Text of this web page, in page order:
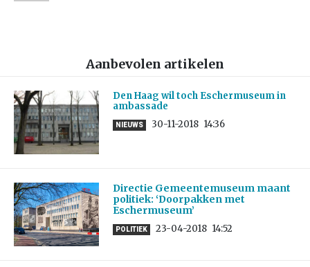
Aanbevolen artikelen
Den Haag wil toch Eschermuseum in
ambassade
NIEUWS 30-11-2018 14:36
Directie Gemeentemuseum maant
politiek: ‘Doorpakken met
Eschermuseum’
POLITIEK 23-04-2018 14:52